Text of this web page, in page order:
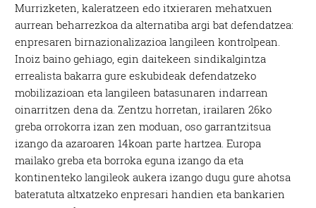
Murrizketen, kaleratzeen edo itxieraren mehatxuen
aurrean beharrezkoa da alternatiba argi bat defendatzea:
enpresaren birnazionalizazioa langileen kontrolpean.
Inoiz baino gehiago, egin daitekeen sindikalgintza
errealista bakarra gure eskubideak defendatzeko
mobilizazioan eta langileen batasunaren indarrean
oinarritzen dena da. Zentzu horretan, irailaren 26ko
greba orrokorra izan zen moduan, oso garrantzitsua
izango da azaroaren 14koan parte hartzea. Europa
mailako greba eta borroka eguna izango da eta
kontinenteko langileok aukera izango dugu gure ahotsa
bateratuta altxatzeko enpresari handien eta bankarien